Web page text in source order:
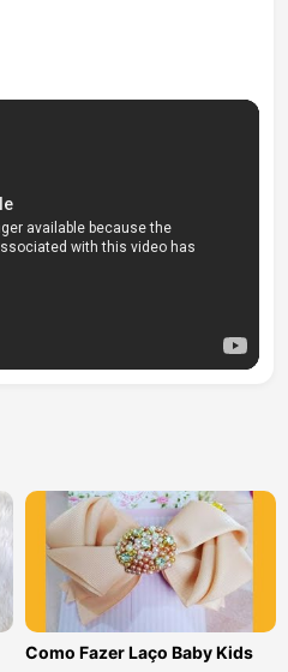
Como Fazer Laço Baby Kids